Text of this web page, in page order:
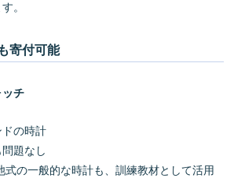
。
寄付可能
ッチ
の時計
題なし
式の一般的な時計も、訓練教材として活用